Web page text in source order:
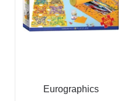
Eurographics